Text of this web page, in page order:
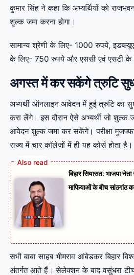
कुमार सिंह ने कहा कि अभ्यर्थियों को राजभवन
शुल्क जमा करना होगा।
सामान्य श्रेणी के लिए- 1000 रुपये,
के लिए- 750 रुपये और एससी एवं एसटी के
अगस्त में कर सकेंगे त्रुटि
अभ्यर्थी ऑनलाइन आवेदन में हुई त्रुटि का
करा लेंगे। इस दौरान ऐसे अभ्यर्थी जो शुल्क
आवेदन शुल्क जमा कर सकेंगे। परीक्षा
राज्य में चार कॉलेजों में ही यह कोर्स होता है।
बिहार सियासत: भाजपा
माफियाओं के बीच सांठगांठ
सभी बाबा साहब भीमराव आंबेडकर बिहार
अंतर्गत आते हैं। सेलेक्शन के बाद वसुंधरा